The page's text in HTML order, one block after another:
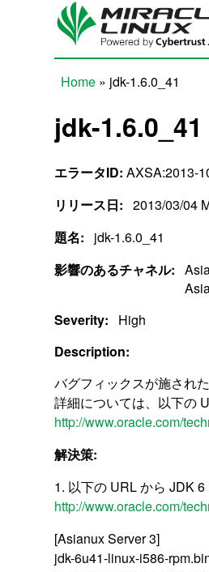
Skip to main content
Home » jdk-1.6.0_41
jdk-1.6.0_41
エラータID: AXSA:2013-
リリース日: 2013/03/04
題名:
jdk-1.6.0_41
影響のあるチャネル:
Severity:
High
Description:
バグフィックスが施され
詳細については、以下の
http://www.oracle.com/
解決策:
1. 以下の URL から JDK 6
http://www.oracle.com/
[Asianux Server 3]
jdk-6u41-linux-i586-